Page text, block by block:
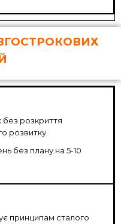
розкриття
розвитку.
без плану на 5-10
принципам сталого